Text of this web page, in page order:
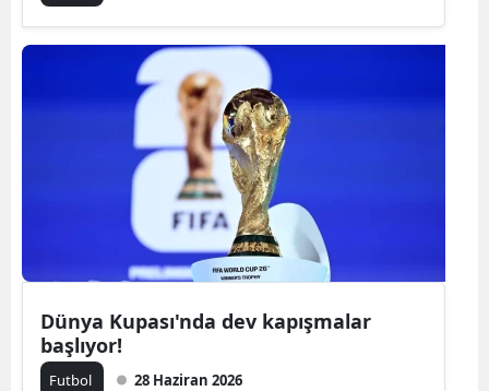
Dünya Kupası'nda dev kapışmalar
başlıyor!
Futbol 28 Haziran 2026